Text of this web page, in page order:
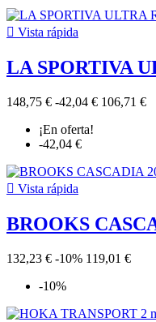
 Vista rápida
LA SPORTIVA
148,75 € -42,04 € 106,71 €
¡En oferta!
-42,04 €
 Vista rápida
BROOKS
132,23 € -10% 119,01 €
-10%